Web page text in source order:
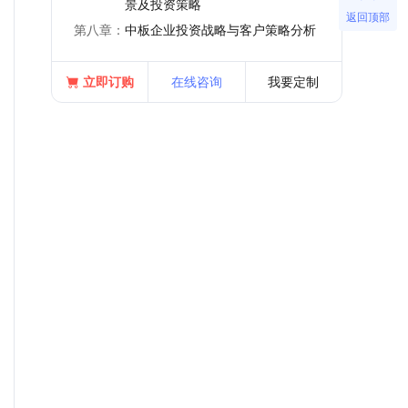
景及投资策略
第八章： 中板企业投资战略与客户策略分析
立即订购 在线咨询 我要定制
返回顶部